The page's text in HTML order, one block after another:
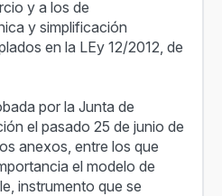
y a los de
y simplificación
en la LEy 12/2012, de
por la Junta de
el pasado 25 de junio de
anexos, entre los que
el modelo de
instrumento que se